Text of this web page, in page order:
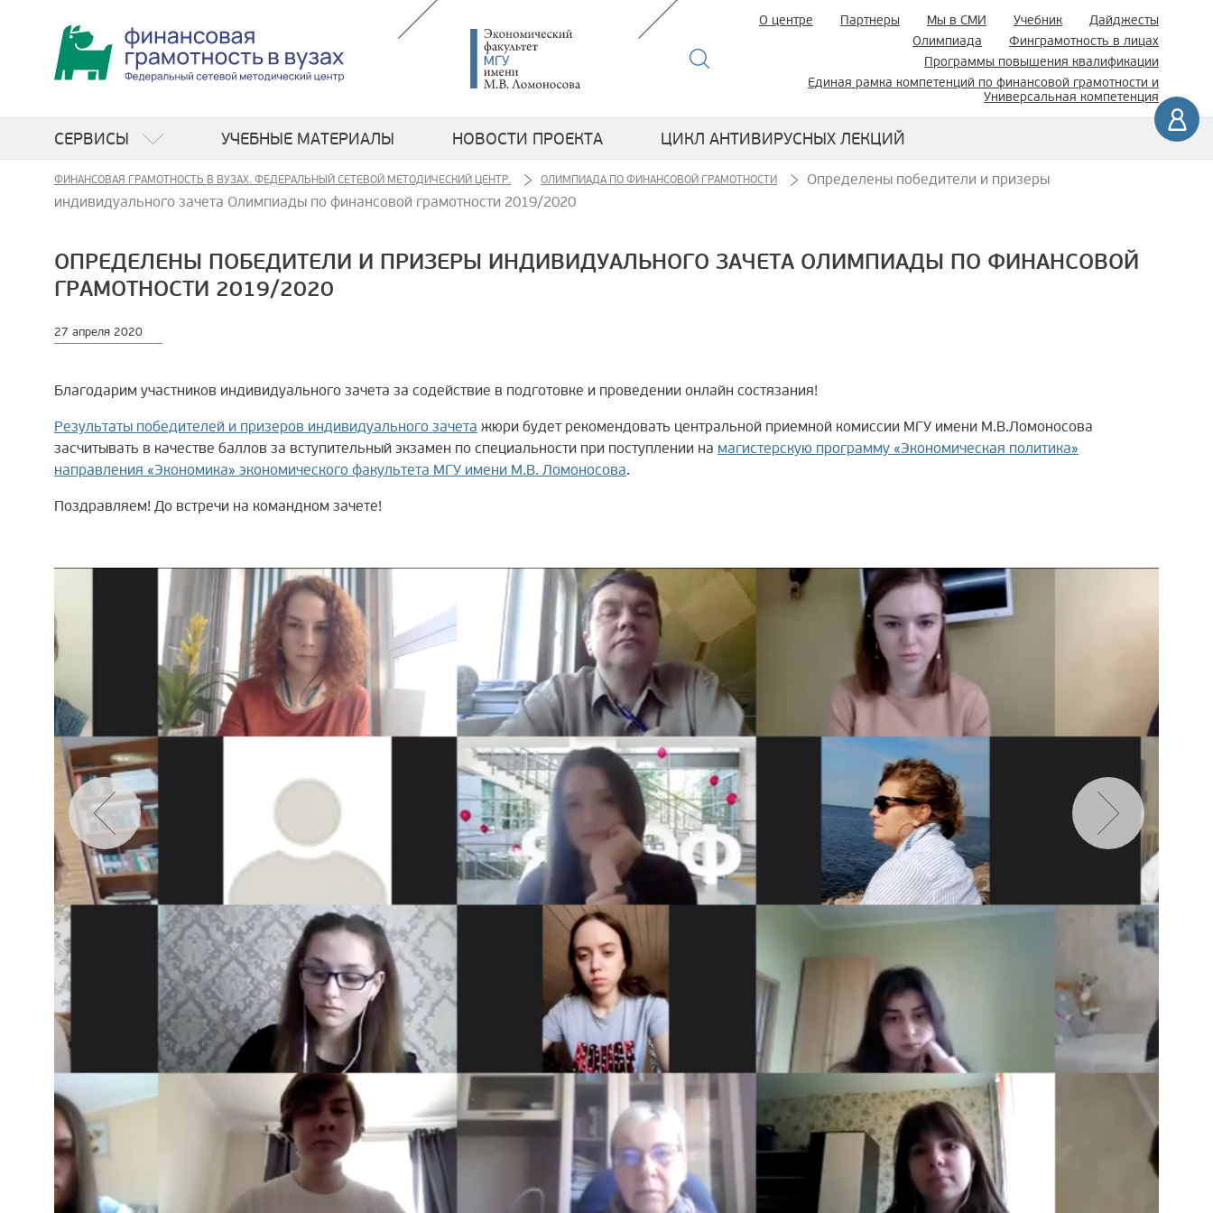
О центре Партнеры Мы в СМИ Учебник
Дайджесты
Олимпиада
Финграмотность в лицах
Программы повышения квалификации
Единая рамка компетенций по финансовой грамотности и
Универсальная компетенция
СЕРВИСЫ УЧЕБНЫЕ МАТЕРИАЛЫ НОВОСТИ ПРОЕКТА ЦИКЛ АНТИВИРУСНЫХ ЛЕКЦИЙ
ФИНАНСОВАЯ ГРАМОТНОСТЬ В ВУЗАХ. ФЕДЕРАЛЬНЫЙ СЕТЕВОЙ МЕТОДИЧЕСКИЙ ЦЕНТР. ОЛИМПИАДА ПО ФИНАНСОВОЙ ГРАМОТНОСТИ
Определены победители и призеры
индивидуального зачета Олимпиады по финансовой грамотности 2019/2020
ОПРЕДЕЛЕНЫ ПОБЕДИТЕЛИ И ПРИЗЕРЫ ИНДИВИДУАЛЬНОГО ЗАЧЕТА ОЛИМПИАДЫ ПО ФИНАНСОВОЙ
ГРАМОТНОСТИ 2019/2020
27 апреля 2020
Благодарим участников индивидуального зачета за содействие в подготовке и проведении онлайн состязания!
Результаты победителей и призеров индивидуального зачета жюри будет рекомендовать центральной приемной комиссии МГУ имени М.В.Ломоносова
засчитывать в качестве баллов за вступительный экзамен по специальности при поступлении на магистерскую программу «Экономическая политика»
направления «Экономика» экономического факультета МГУ имени М.В. Ломоносова.
Поздравляем! До встречи на командном зачете!